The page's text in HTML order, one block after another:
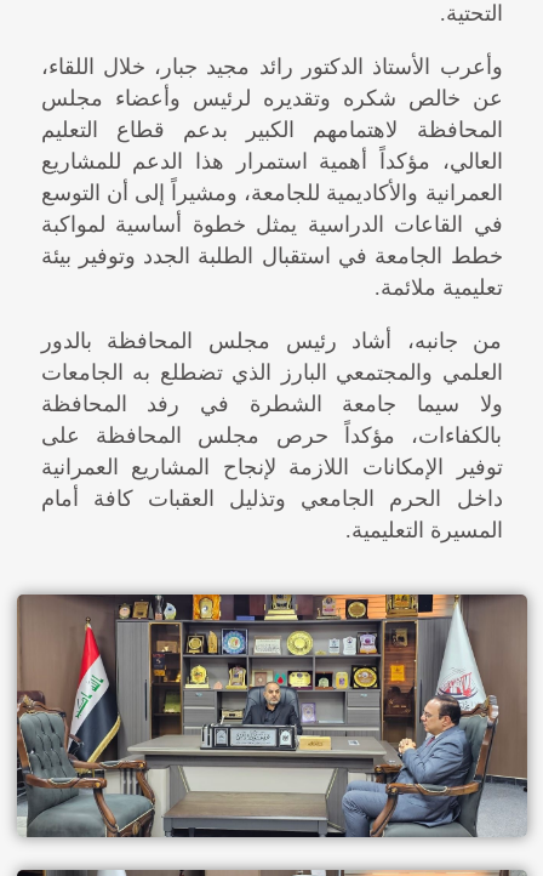
التحتية.
وأعرب الأستاذ الدكتور رائد مجيد جبار، خلال اللقاء،
عن خالص شكره وتقديره لرئيس وأعضاء مجلس
المحافظة لاهتمامهم الكبير بدعم قطاع التعليم
العالي، مؤكداً أهمية استمرار هذا الدعم للمشاريع
العمرانية والأكاديمية للجامعة، ومشيراً إلى أن التوسع
في القاعات الدراسية يمثل خطوة أساسية لمواكبة
خطط الجامعة في استقبال الطلبة الجدد وتوفير بيئة
تعليمية ملائمة.
من جانبه، أشاد رئيس مجلس المحافظة بالدور
العلمي والمجتمعي البارز الذي تضطلع به الجامعات
ولا سيما جامعة الشطرة في رفد المحافظة
بالكفاءات، مؤكداً حرص مجلس المحافظة على
توفير الإمكانات اللازمة لإنجاح المشاريع العمرانية
داخل الحرم الجامعي وتذليل العقبات كافة أمام
المسيرة التعليمية.